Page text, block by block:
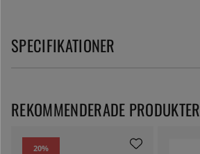
SPECIFIKATIONER
20%
REKOMMENDERADE PRODUKTER